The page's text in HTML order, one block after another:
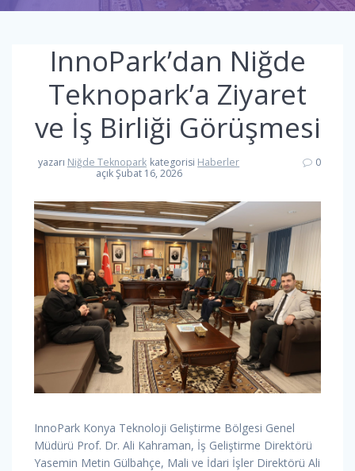
InnoPark’dan Niğde
Teknopark’a Ziyaret
ve İş Birliği Görüşmesi
yazarı Niğde Teknopark kategorisi Haberler
açık Şubat 16, 2026
0
InnoPark Konya Teknoloji Geliştirme Bölgesi Genel
Müdürü Prof. Dr. Ali Kahraman, İş Geliştirme Direktörü
Yasemin Metin Gülbahçe, Mali ve İdari İşler Direktörü Ali